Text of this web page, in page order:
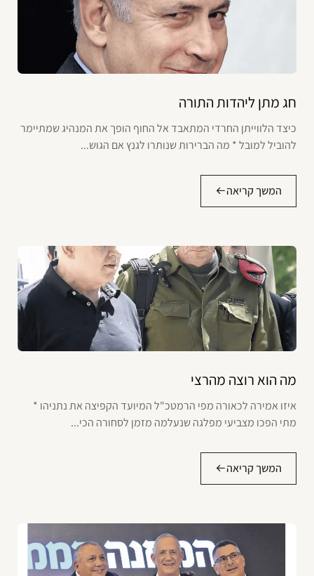
חג מתן ליהדות התורה
כיצד הלווייתן החרדי המתאבד אל החוף הופך את המנהיג שמתיימר
להוביל למובל * מה הברירות שנותרו לגנץ אם הגוש...
המשך קריאה
מה הוא רוצה מהרצי
איזו אמירה לכאורה מפי הרמטכ"ל המיועד הקפיצה את נתניהו *
מתי הפכו מצביעי מפלגה שנעלמה מזמן לסחורה הכי...
המשך קריאה